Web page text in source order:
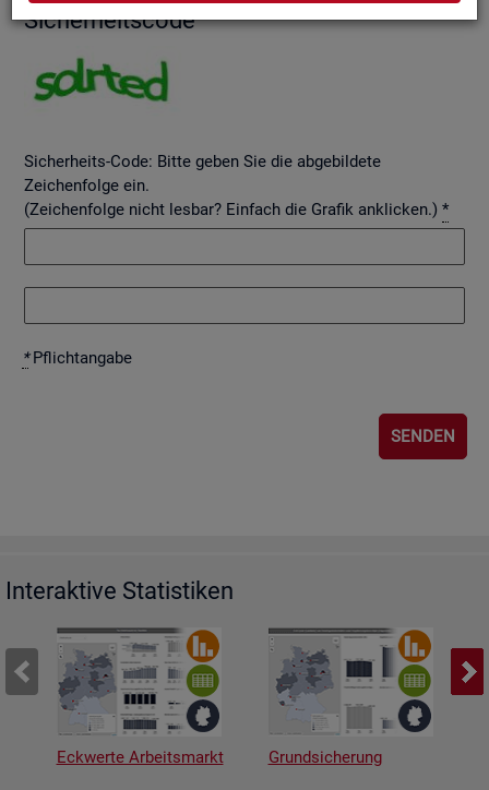
Si­cher­heits­code
Sicherheits-Code: Bitte geben Sie die abgebildete
Zeichenfolge ein.
(Zeichenfolge nicht lesbar? Einfach die Grafik anklicken.) *
*Pflicht­an­ga­be
Interaktive Statistiken
Eckwerte Arbeitsmarkt Grundsicherung